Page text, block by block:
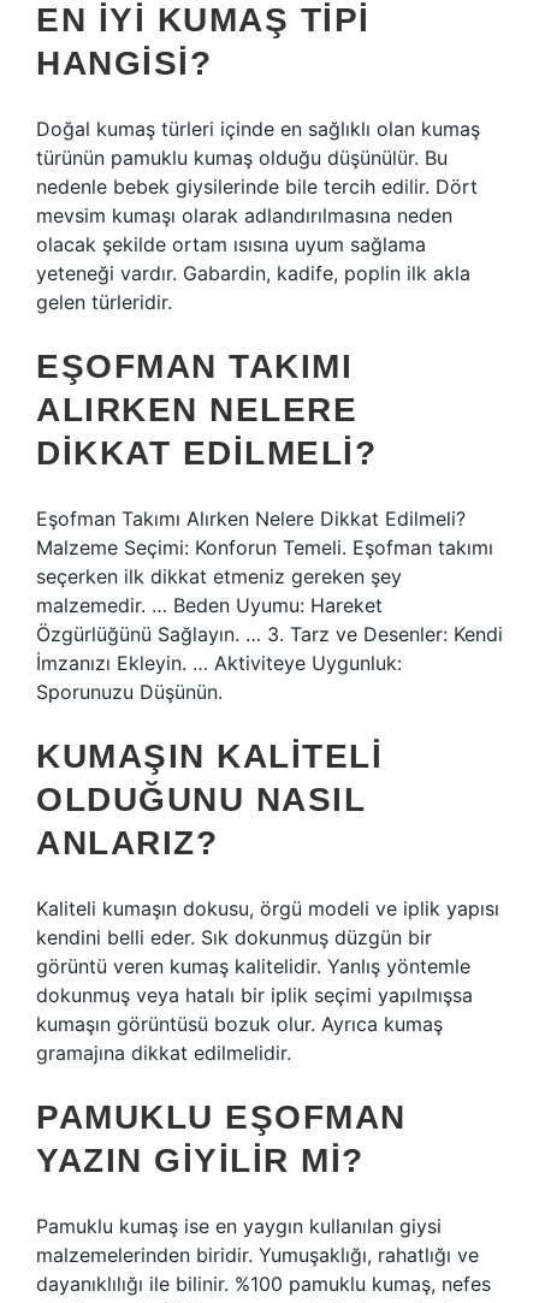
EN IYI KUMAŞ TIPI
HANGISI?
Doğal kumaş türleri içinde en sağlıklı olan kumaş
türünün pamuklu kumaş olduğu düşünülür. Bu
nedenle bebek giysilerinde bile tercih edilir. Dört
mevsim kumaşı olarak adlandırılmasına neden
olacak şekilde ortam ısısına uyum sağlama
yeteneği vardır. Gabardin, kadife, poplin ilk akla
gelen türleridir.
EŞOFMAN TAKIMI
ALIRKEN NELERE
DIKKAT EDILMELI?
Eşofman Takımı Alırken Nelere Dikkat Edilmeli?
Malzeme Seçimi: Konforun Temeli. Eşofman takımı
seçerken ilk dikkat etmeniz gereken şey
malzemedir. … Beden Uyumu: Hareket
Özgürlüğünü Sağlayın. … 3. Tarz ve Desenler: Kendi
İmzanızı Ekleyin. … Aktiviteye Uygunluk:
Sporunuzu Düşünün.
KUMAŞIN KALITELI
OLDUĞUNU NASIL
ANLARIZ?
Kaliteli kumaşın dokusu, örgü modeli ve iplik yapısı
kendini belli eder. Sık dokunmuş düzgün bir
görüntü veren kumaş kalitelidir. Yanlış yöntemle
dokunmuş veya hatalı bir iplik seçimi yapılmışsa
kumaşın görüntüsü bozuk olur. Ayrıca kumaş
gramajına dikkat edilmelidir.
PAMUKLU EŞOFMAN
YAZIN GIYILIR MI?
Pamuklu kumaş ise en yaygın kullanılan giysi
malzemelerinden biridir. Yumuşaklığı, rahatlığı ve
dayanıklılığı ile bilinir. %100 pamuklu kumaş, nefes